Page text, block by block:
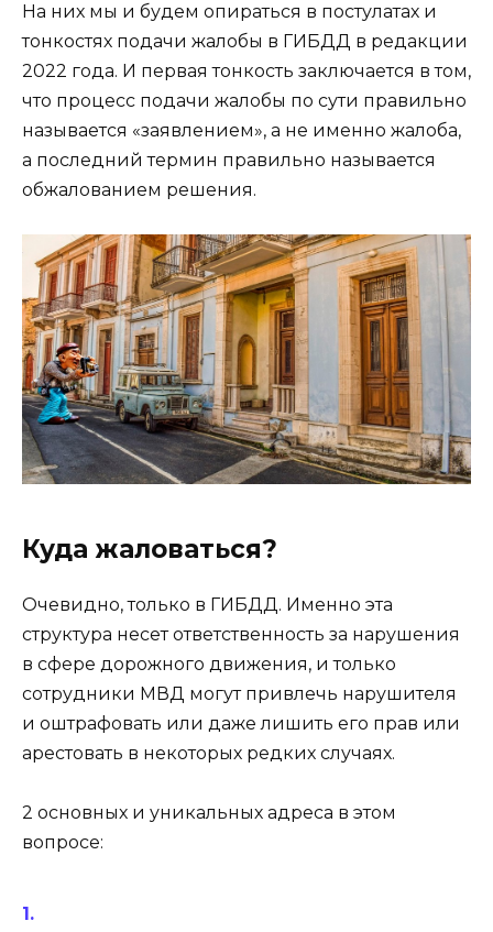
На них мы и будем опираться в постулатах и ​​
тонкостях подачи жалобы в ГИБДД в редакции
2022 года. И первая тонкость заключается в том,
что процесс подачи жалобы по сути правильно
называется «заявлением», а не именно жалоба,
а последний термин правильно называется
обжалованием решения.
Куда жаловаться?
Очевидно, только в ГИБДД. Именно эта
структура несет ответственность за нарушения
в сфере дорожного движения, и только
сотрудники МВД могут привлечь нарушителя
и оштрафовать или даже лишить его прав или
арестовать в некоторых редких случаях.
2 основных и уникальных адреса в этом
вопросе: